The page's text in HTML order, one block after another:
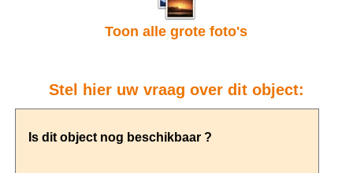
Toon alle grote foto's
Stel hier uw vraag over dit object: